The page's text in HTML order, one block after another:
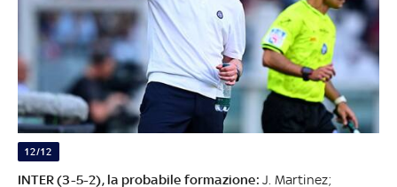
12/12
INTER (3-5-2), la probabile formazione: J. Martinez;